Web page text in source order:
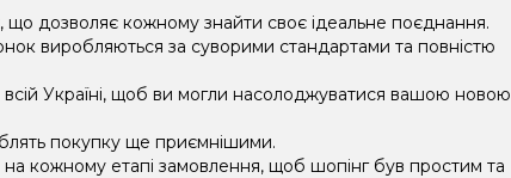
що дозволяє кожному знайти своє ідеальне поєднання.
виробляються за суворими стандартами та повністю
Україні, щоб ви могли насолоджуватися вашою новою
покупку ще приємнішими.
кожному етапі замовлення, щоб шопінг був простим та